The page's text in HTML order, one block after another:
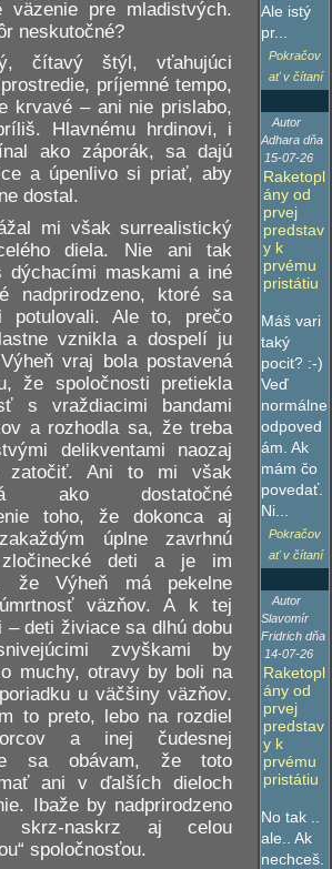
väzenie pre mladistvých.
neskutočné?
čítavý štýl, vťahujúci
príjemné tempo,
krvavé – ani nie prislabo,
Hlavnému hrdinovi, i
ako záporák, sa dajú
a úpenlivo si priať, aby
dostal.
mi však surrealistický
diela. Nie ani tak
dýchacími maskami a iné
nadprirodzeno, ktoré sa
potulovali. Ale to, prečo
vznikla a dospelí ju
vraj bola postavená
že spoločnosti pretiekla
s vraždiacimi bandami
a rozhodla sa, že treba
delikventami naozaj
zatočiť. Ani to mi však
ako dostatočné
toho, že dokonca aj
úplne zavrhnú
deti a je im
že Výheň má pekelne
väzňov. A k tej
– deti živiace sa dlhú dobu
zvyškami by
muchy, otravy by boli na
u väčšiny väzňov.
to preto, lebo na rozdiel
a inej čudesnej
sa obávam, že toto
ani v ďalších dieloch
Ibaže by nadprirodzeno
skrz-naskrz aj celou
spoločnosťou.
Ale istý
pr...
Pokračov
ať v čítaní
Autor
Adhara dňa
15-07-26
Raketopl
ány od
prvej
predstav
y k
prvému
pristátiu
Máš vari
taký
pocit? :-)
Veď
normálne
odpoved
ám. Ak
mám čo
povedať.
Ni...
Pokračov
ať v čítaní
Autor
Slavomír
Fridrich dňa
14-07-26
Raketopl
ány od
prvej
predstav
y k
prvému
pristátiu
No tak ..
ale.. Ak
nechceš.